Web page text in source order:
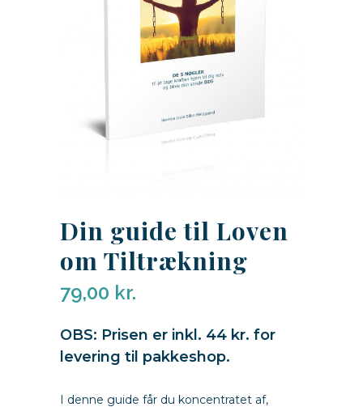
Din guide til Loven
om Tiltrækning
79,00 kr.
OBS: Prisen er inkl. 44 kr. for
levering til pakkeshop.
I denne guide får du koncentratet af,